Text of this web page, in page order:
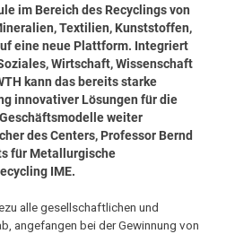
im Bereich des Recyclings von
Textilien, Kunststoffen,
eine neue Plattform. Integriert
Wirtschaft, Wissenschaft
kann das bereits starke
innovativer Lösungen für die
weiter
des Centers, Professor Bernd
für Metallurgische
IME.
alle gesellschaftlichen und
angefangen bei der Gewinnung von